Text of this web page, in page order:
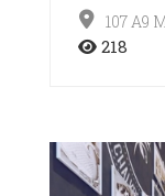
107 A9
218